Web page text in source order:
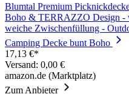
Blumtal Premium
Boho & TERRAZZO Design -
weiche Zwischenfüllung -
Camping Decke bunt Boho
17,13 €*
Versand: 0,00 €
amazon.de (Marktplatz)
Zum Anbieter